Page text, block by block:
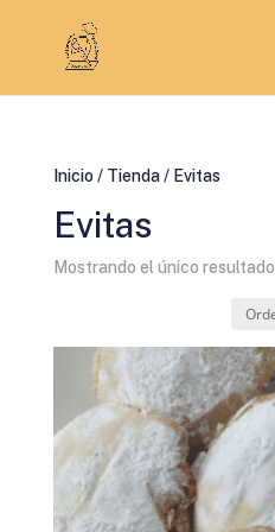
Inicio / Tienda/ Evitas
Evitas
Mostrando el único resultado